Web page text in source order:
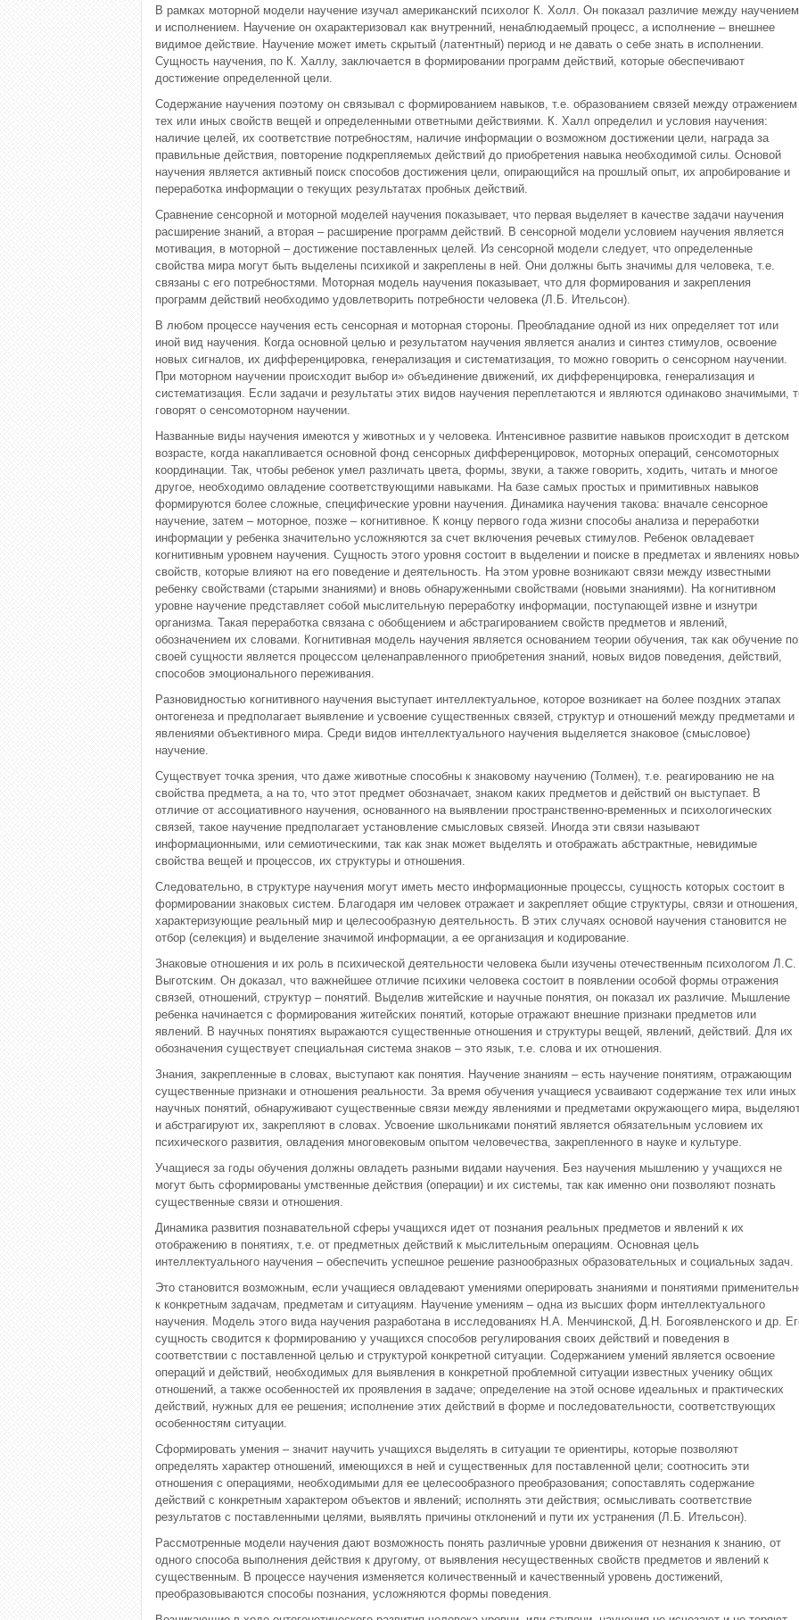
В рамках моторной модели научение изучал американский психолог К. Холл. Он показал различие между научением
и исполнением. Научение он охарактеризовал как внутренний, ненаблюдаемый процесс, а исполнение – внешнее
видимое действие. Научение может иметь скрытый (латентный) период и не давать о себе знать в исполнении.
Сущность научения, по К. Халлу, заключается в формировании программ действий, которые обеспечивают
достижение определенной цели.
Содержание научения поэтому он связывал с формированием навыков, т.е. образованием связей между отражением
тех или иных свойств вещей и определенными ответными действиями. К. Халл определил и условия научения:
наличие целей, их соответствие потребностям, наличие информации о возможном достижении цели, награда за
правильные действия, повторение подкрепляемых действий до приобретения навыка необходимой силы. Основой
научения является активный поиск способов достижения цели, опирающийся на прошлый опыт, их апробирование и
переработка информации о текущих результатах пробных действий.
Сравнение сенсорной и моторной моделей научения показывает, что первая выделяет в качестве задачи научения
расширение знаний, а вторая – расширение программ действий. В сенсорной модели условием научения является
мотивация, в моторной – достижение поставленных целей. Из сенсорной модели следует, что определенные
свойства мира могут быть выделены психикой и закреплены в ней. Они должны быть значимы для человека, т.е.
связаны с его потребностями. Моторная модель научения показывает, что для формирования и закрепления
программ действий необходимо удовлетворить потребности человека (Л.Б. Ительсон).
В любом процессе научения есть сенсорная и моторная стороны. Преобладание одной из них определяет тот или
иной вид научения. Когда основной целью и результатом научения является анализ и синтез стимулов, освоение
новых сигналов, их дифференцировка, генерализация и систематизация, то можно говорить о сенсорном научении.
При моторном научении происходит выбор и» объединение движений, их дифференцировка, генерализация и
систематизация. Если задачи и результаты этих видов научения переплетаются и являются одинаково значимыми,
говорят о сенсомоторном научении.
Названные виды научения имеются у животных и у человека. Интенсивное развитие навыков происходит в детском
возрасте, когда накапливается основной фонд сенсорных дифференцировок, моторных операций, сенсомоторных
координации. Так, чтобы ребенок умел различать цвета, формы, звуки, а также говорить, ходить, читать и многое
другое, необходимо овладение соответствующими навыками. На базе самых простых и примитивных навыков
формируются более сложные, специфические уровни научения. Динамика научения такова: вначале сенсорное
научение, затем – моторное, позже – когнитивное. К концу первого года жизни способы анализа и переработки
информации у ребенка значительно усложняются за счет включения речевых стимулов. Ребенок овладевает
когнитивным уровнем научения. Сущность этого уровня состоит в выделении и поиске в предметах и явлениях
свойств, которые влияют на его поведение и деятельность. На этом уровне возникают связи между известными
ребенку свойствами (старыми знаниями) и вновь обнаруженными свойствами (новыми знаниями). На когнитивном
уровне научение представляет собой мыслительную переработку информации, поступающей извне и изнутри
организма. Такая переработка связана с обобщением и абстрагированием свойств предметов и явлений,
обозначением их словами. Когнитивная модель научения является основанием теории обучения, так как обучение по
своей сущности является процессом целенаправленного приобретения знаний, новых видов поведения, действий,
способов эмоционального переживания.
Разновидностью когнитивного научения выступает интеллектуальное, которое возникает на более поздних этапах
онтогенеза и предполагает выявление и усвоение существенных связей, структур и отношений между предметами и
явлениями объективного мира. Среди видов интеллектуального научения выделяется знаковое (смысловое)
научение.
Существует точка зрения, что даже животные способны к знаковому научению (Толмен), т.е. реагированию не на
свойства предмета, а на то, что этот предмет обозначает, знаком каких предметов и действий он выступает. В
отличие от ассоциативного научения, основанного на выявлении пространственно-временных и психологических
связей, такое научение предполагает установление смысловых связей. Иногда эти связи называют
информационными, или семиотическими, так как знак может выделять и отображать абстрактные, невидимые
свойства вещей и процессов, их структуры и отношения.
Следовательно, в структуре научения могут иметь место информационные процессы, сущность которых состоит в
формировании знаковых систем. Благодаря им человек отражает и закрепляет общие структуры, связи и отношения,
характеризующие реальный мир и целесообразную деятельность. В этих случаях основой научения становится не
отбор (селекция) и выделение значимой информации, а ее организация и кодирование.
Знаковые отношения и их роль в психической деятельности человека были изучены отечественным психологом Л.С.
Выготским. Он доказал, что важнейшее отличие психики человека состоит в появлении особой формы отражения
связей, отношений, структур – понятий. Выделив житейские и научные понятия, он показал их различие. Мышление
ребенка начинается с формирования житейских понятий, которые отражают внешние признаки предметов или
явлений. В научных понятиях выражаются существенные отношения и структуры вещей, явлений, действий. Для их
обозначения существует специальная система знаков – это язык, т.е. слова и их отношения.
Знания, закрепленные в словах, выступают как понятия. Научение знаниям – есть научение понятиям, отражающим
существенные признаки и отношения реальности. За время обучения учащиеся усваивают содержание тех или иных
научных понятий, обнаруживают существенные связи между явлениями и предметами окружающего мира,
и абстрагируют их, закрепляют в словах. Усвоение школьниками понятий является обязательным условием их
психического развития, овладения многовековым опытом человечества, закрепленного в науке и культуре.
Учащиеся за годы обучения должны овладеть разными видами научения. Без научения мышлению у учащихся не
могут быть сформированы умственные действия (операции) и их системы, так как именно они позволяют познать
существенные связи и отношения.
Динамика развития познавательной сферы учащихся идет от познания реальных предметов и явлений к их
отображению в понятиях, т.е. от предметных действий к мыслительным операциям. Основная цель
интеллектуального научения – обеспечить успешное решение разнообразных образовательных и социальных задач.
Это становится возможным, если учащиеся овладевают умениями оперировать знаниями и понятиями
к конкретным задачам, предметам и ситуациям. Научение умениям – одна из высших форм интеллектуального
научения. Модель этого вида научения разработана в исследованиях Н.А. Менчинской, Д.Н. Богоявленского и др.
сущность сводится к формированию у учащихся способов регулирования своих действий и поведения в
соответствии с поставленной целью и структурой конкретной ситуации. Содержанием умений является освоение
операций и действий, необходимых для выявления в конкретной проблемной ситуации известных ученику общих
отношений, а также особенностей их проявления в задаче; определение на этой основе идеальных и практических
действий, нужных для ее решения; исполнение этих действий в форме и последовательности, соответствующих
особенностям ситуации.
Сформировать умения – значит научить учащихся выделять в ситуации те ориентиры, которые позволяют
определять характер отношений, имеющихся в ней и существенных для поставленной цели; соотносить эти
отношения с операциями, необходимыми для ее целесообразного преобразования; сопоставлять содержание
действий с конкретным характером объектов и явлений; исполнять эти действия; осмысливать соответствие
результатов с поставленными целями, выявлять причины отклонений и пути их устранения (Л.Б. Ительсон).
Рассмотренные модели научения дают возможность понять различные уровни движения от незнания к знанию, от
одного способа выполнения действия к другому, от выявления несущественных свойств предметов и явлений к
существенным. В процессе научения изменяется количественный и качественный уровень достижений,
преобразовываются способы познания, усложняются формы поведения.